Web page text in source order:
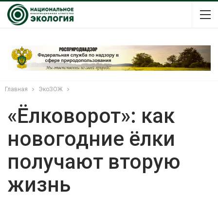
Главная ЭкоЗОЖ
«Ёлковорот»: как
новогодние ёлки
получают вторую
жизнь